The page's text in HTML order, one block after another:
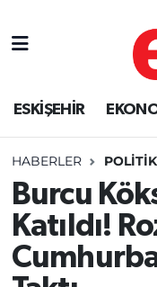
ESKİŞEHİR
HABERLER
Burcu
Katıldı!